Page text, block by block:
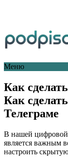
Меню
Как
Как
Телеграме
В нашей цифровой
является важным
настроить